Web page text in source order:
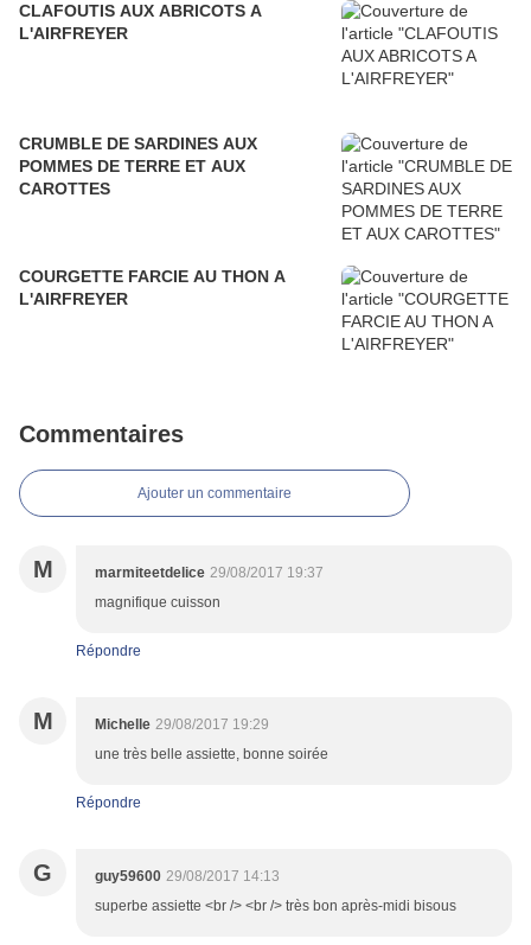
CLAFOUTIS AUX ABRICOTS A
L'AIRFREYER
CRUMBLE DE SARDINES AUX
POMMES DE TERRE ET AUX
CAROTTES
COURGETTE FARCIE AU THON A
L'AIRFREYER
Commentaires
Ajouter un commentaire
M marmiteetdelice 29/08/2017 19:37
magnifique cuisson
Répondre
M Michelle 29/08/2017 19:29
une très belle assiette, bonne soirée
Répondre
G guy59600 29/08/2017 14:13
superbe assiette <br /> <br /> très bon après-midi bisous